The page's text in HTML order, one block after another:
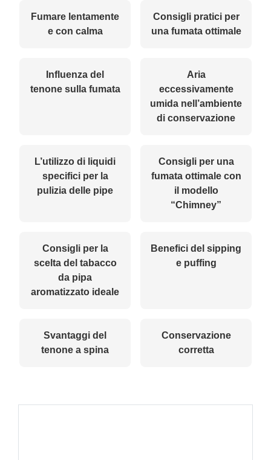
Fumare lentamente
e con calma
Consigli pratici per
una fumata ottimale
Influenza del
tenone sulla fumata
Aria
eccessivamente
umida nell’ambiente
di conservazione
L’utilizzo di liquidi
specifici per la
pulizia delle pipe
Consigli per una
fumata ottimale con
il modello
“Chimney”
Consigli per la
scelta del tabacco
da pipa
aromatizzato ideale
Benefici del sipping
e puffing
Svantaggi del
tenone a spina
Conservazione
corretta